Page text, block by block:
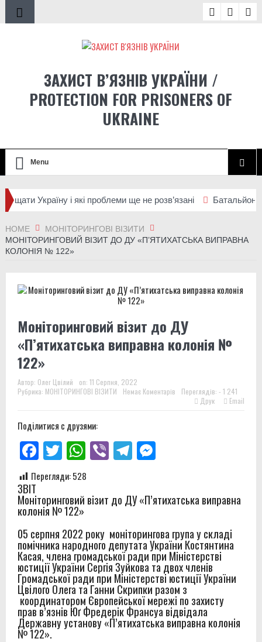
ЗАХИСТ В’ЯЗНІВ УКРАЇНИ /
PROTECTION FOR PRISONERS OF
UKRAINE
Menu
і які проблеми ще не розв’язані Батальйон Alcatraz 93-
HOME
МОНІТОРИНГОВІ ВІЗИТИ
МОНІТОРИНГОВИЙ ВІЗИТ ДО ДУ «П’ЯТИХАТСЬКА ВИПРАВНА
КОЛОНІЯ № 122»
Моніторинговий візит до ДУ
«П’ятихатська виправна колонія №
122»
Автор: Олег Цвілий on: 11 Серпня, 2022
Рубрика: МОНІТОРИНГОВІ ВІЗИТИ Немає Коментарів
Переглядів: - 1 241
Друк
Email
Поділитися с друзями:
Facebook
TwitterWhatsApp
ViberTelegramMessenger
Перегляди:528
ЗВІТ
Моніторинговий візит до ДУ «П’ятихатська виправна
колонія № 122»
05 серпня 2022 року моніторингова група у складі
помічника народного депутата України Костянтина
Касая, члена громадської ради при Міністерстві
юстиції України Сергія Зуйкова та двох членів
Громадської ради при Міністерстві юстиції України
Цвілого Олега та Ганни Скрипки разом з
координатором Європейської мережі по захисту
прав в’язнів Юґ Фредерік Франсуа відвідала
Державну установу «П’ятихатська виправна колонія
№ 122».